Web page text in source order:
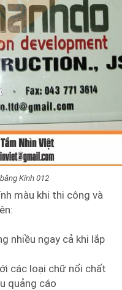
Kính 012
màu khi thi công và
nhiều ngay cả khi lắp
các loại chữ nổi chất
quảng cáo